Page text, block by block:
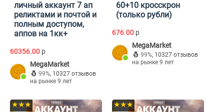
личный аккаунт 7 ап
реликтами и почтой и
полным доступом,
аппов на 1кк+
60356.00 p
MegaMarket
99%, 10327 отзывов
на рынке 9 лет
60+10 кросскрон
(только рубли)
676.00 p
MegaMarket
99%, 10327 отзывов
на рынке 9 лет
★★★ ★★★